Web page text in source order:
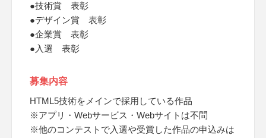
●技術賞 表彰
●デザイン賞 表彰
●企業賞 表彰
●入選 表彰
募集内容
HTML5技術をメインで採用している作品
※アプリ・Webサービス・Webサイトは不問
※他のコンテストで入選や受賞した作品の申込みは